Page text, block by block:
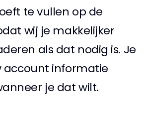
te vullen op de
wij je makkelijker
als dat nodig is. Je
account informatie
je dat wilt.